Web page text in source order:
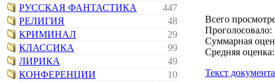
РУССКАЯ ФАНТАСТИКА
447
РЕЛИГИЯ
48
КРИМИНАЛ
29
КЛАССИКА
99
ЛИРИКА
49
КОНФЕРЕНЦИИ
10
Всего
Проголосовало:
Суммарная
Средняя
Текст документа